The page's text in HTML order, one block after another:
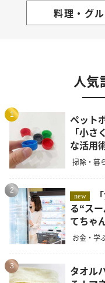
料理・グ
人気
1
ペット
「小
な活用
掃除・暮
2
new
る“ス
てちゃ
お金・学
3
タオル